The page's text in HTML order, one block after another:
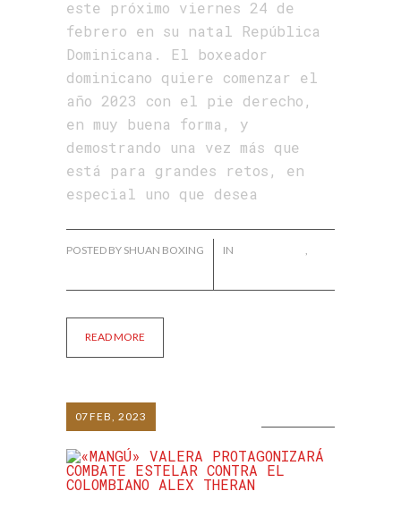
este próximo viernes 24 de
febrero en su natal República
Dominicana. El boxeador
dominicano quiere comenzar el
año 2023 con el pie derecho,
en muy buena forma, y
demostrando una vez más que
está para grandes retos, en
especial uno que desea
READ MORE
POSTED BY SHUAN BOXING IN
,
07FEB, 2023